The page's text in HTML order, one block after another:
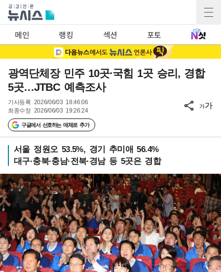
메인 랭킹 섹션 포토
광역단체장 민주 10곳·국힘 1곳 승리, 경합
5곳…JTBC 예측조사
기사등록 2026/06/03 18:46:06
최종수정 2026/06/03 19:26:24
구글에서 선호하는 매체로 추가
가가
서울 정원오 53.5%, 경기 추미애 56.4%
대구·충북·충남·전북·경남 등 5곳은 경합